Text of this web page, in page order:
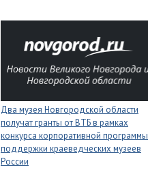
Два музея Новгородской области
получат гранты от ВТБ в рамках
конкурса корпоративной программы
поддержки краеведческих музеев
России